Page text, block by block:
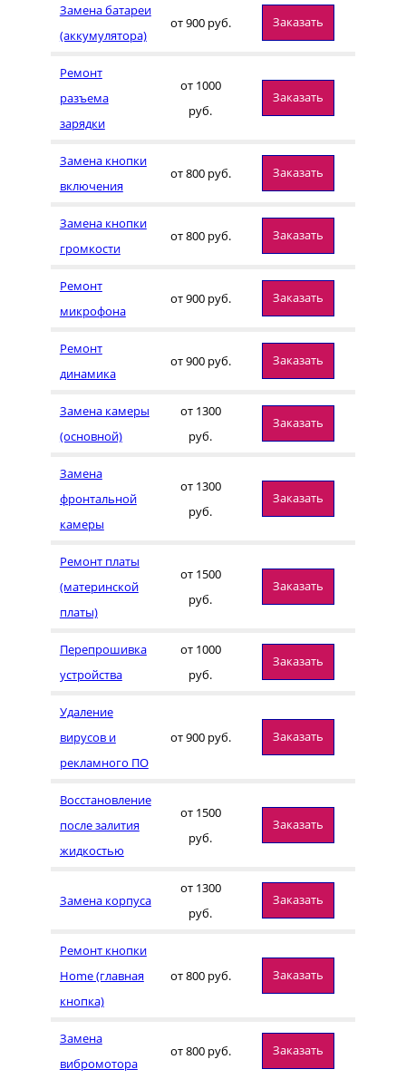
Замена батареи
(аккумулятора)
от 900 руб. Заказать
Ремонт
разъема
зарядки
от 1000
руб.
Заказать
Замена кнопки
включения
от 800 руб. Заказать
Замена кнопки
громкости
от 800 руб. Заказать
Ремонт
микрофона
от 900 руб. Заказать
Ремонт
динамика
от 900 руб. Заказать
Замена камеры
(основной)
от 1300
руб.
Заказать
Замена
фронтальной
камеры
от 1300
руб.
Заказать
Ремонт платы
(материнской
платы)
от 1500
руб.
Заказать
Перепрошивка
устройства
от 1000
руб.
Заказать
Удаление
вирусов и
рекламного ПО
от 900 руб. Заказать
Восстановление
после залития
жидкостью
от 1500
руб.
Заказать
Замена корпуса
от 1300
руб.
Заказать
Ремонт кнопки
Home (главная
кнопка)
от 800 руб. Заказать
Замена
вибромотора
от 800 руб. Заказать